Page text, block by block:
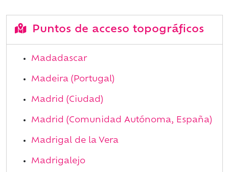
Puntos de acceso topográficos
Madadascar
Madeira (Portugal)
Madrid (Ciudad)
Madrid (Comunidad Autónoma, España)
Madrigal de la Vera
Madrigalejo